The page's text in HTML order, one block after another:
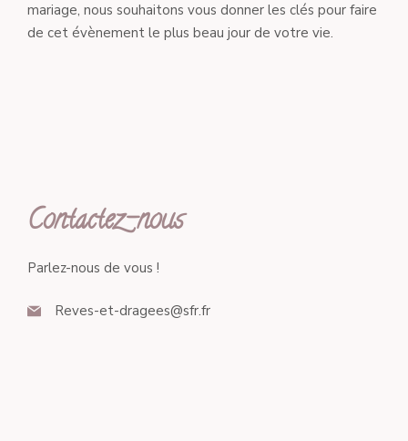
mariage, nous souhaitons vous donner les clés pour faire
de cet évènement le plus beau jour de votre vie.
Contactez-nous
Parlez-nous de vous !
Reves-et-dragees@sfr.fr